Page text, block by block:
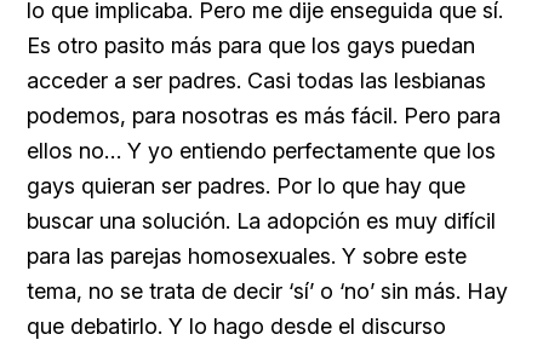
lo que implicaba. Pero me dije enseguida que sí.
Es otro pasito más para que los gays puedan
acceder a ser padres. Casi todas las lesbianas
podemos, para nosotras es más fácil. Pero para
ellos no… Y yo entiendo perfectamente que los
gays quieran ser padres. Por lo que hay que
buscar una solución. La adopción es muy difícil
para las parejas homosexuales. Y sobre este
tema, no se trata de decir ‘sí’ o ‘no’ sin más. Hay
que debatirlo. Y lo hago desde el discurso